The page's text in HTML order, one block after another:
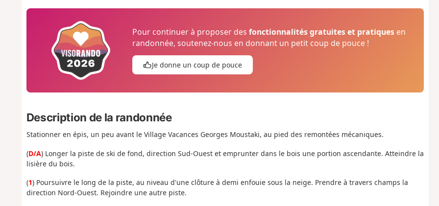
Pour continuer à proposer desfonctionnalités gratuites et pratiques en
randonnée, soutenez-nous en donnant un petit coup de pouce !
Je donne un coup de pouce
Description de la randonnée
Stationner en épis, un peu avant le Village Vacances Georges Moustaki, au pied des remontées mécaniques.
(D/A) Longer la piste de ski de fond, direction Sud-Ouest et emprunter dans le bois une portion ascendante. Atteindre la
lisière du bois.
(1) Poursuivre le long de la piste, au niveau d'une clôture à demi enfouie sous la neige. Prendre à travers champs la
direction Nord-Ouest. Rejoindre une autre piste.